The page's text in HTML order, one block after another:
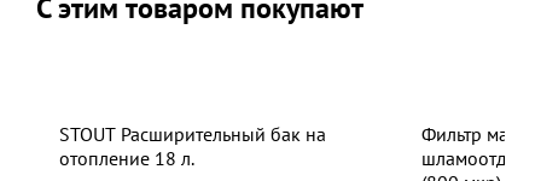
С этим товаром покупают
STOUT Расширительный бак на
отопление 18 л.
Фильтр